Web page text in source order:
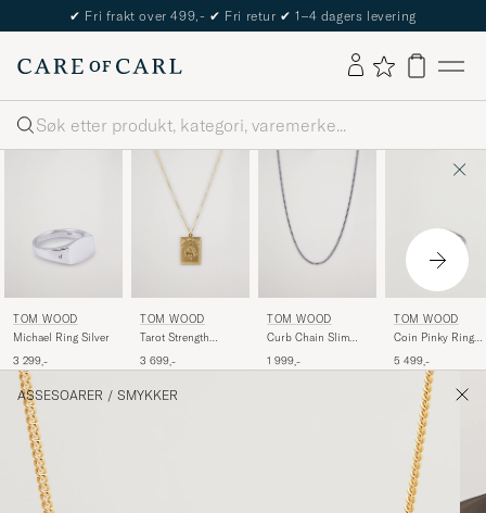
✔ Fri frakt over 499,- ✔ Fri retur ✔ 1–4 dagers levering
Søk
TOM WOOD
Michael Ring Silver
3 299,-
TOM WOOD
Tarot Strength
Gold
3 699,-
TOM WOOD
Curb Chain Slim
1 999,-
TOM WOOD
Coin Pinky Ring
5 499,-
ASSESOARER / SMYKKER